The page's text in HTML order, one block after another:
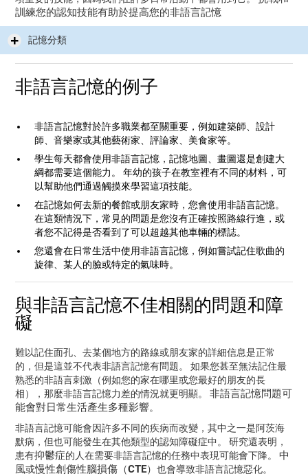
訓練您的認知技能有助於提高您的非語言記憶
記憶分類
非語言記憶的例子
非語言記憶對於許多職業都至關重要，例如建築師、設計
師、音樂家或其他藝術家、評論家、美食家等。
學生每天都會使用非語言記憶，記憶地圖、畫圖還是創建大
綱都需要這個能力。 年幼的孩子在教室裡有不同的材料，可
以幫助他們通過觸摸來學習這項技能。
在記憶如何去新的餐館或朋友家時，您會使用非語言記憶。
在這類情況下，常見的問題是您沒有正確按照路線行進，或
者您不記得是否看到了可以超越其他車輛的標誌。
您還會在日常生活中使用非語言記憶，例如嘗試記住歌曲的
旋律、某人的臉或特定的氣味時。
與非語言記憶不佳相關的問題和障
礙
難以記住面孔、去某個地方的路線或朋友家的詳細信息是正常
的，但是這並不代表非語言記憶有問題。 如果您甚至無法記住最
熟悉的非語言刺激（例如您的家在哪里或您最好的朋友的長
相），那麼非語言記憶力差的情況就更明顯。非語言記憶問題可
能會對日常生活產生多種影響。
非語言記憶可能會因許多不同的疾病而改變，其中之一是阿茨海
默病，但也可能發生在其他類型的認知障礙症中。 研究還表明，
患有抑鬱症的人在需要非語言記憶的任務中表現可能會下降。中
風或慢性創傷性腦損傷（CTE）也會導致非語言記憶惡化。